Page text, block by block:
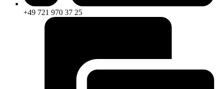
+49 721 970 37 25